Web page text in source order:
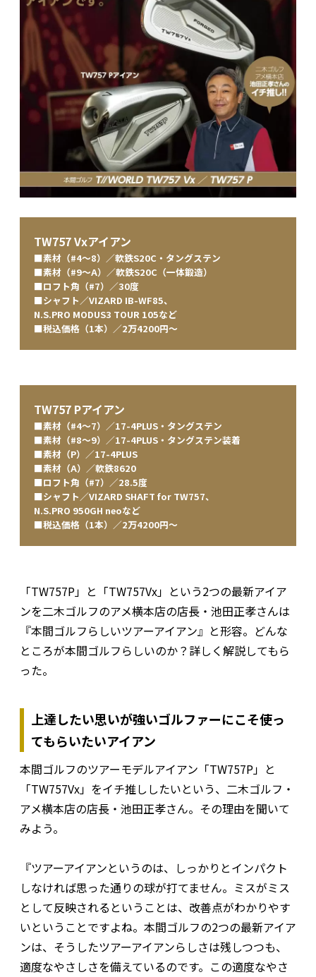
TW757 Vxアイアン
■素材（#4〜8）／軟鉄S20C・タングステン
■素材（#9〜A）／軟鉄S20C（一体鍛造）
■ロフト角（#7）／30度
■シャフト／VIZARD IB-WF85、
N.S.PRO MODUS3 TOUR 105など
■税込価格（1本）／2万4200円〜
TW757 Pアイアン
■素材（#4〜7）／17-4PLUS・タングステン
■素材（#8〜9）／17-4PLUS・タングステン装着
■素材（P）／17-4PLUS
■素材（A）／軟鉄8620
■ロフト角（#7）／28.5度
■シャフト／VIZARD SHAFT for TW757、
N.S.PRO 950GH neoなど
■税込価格（1本）／2万4200円〜
「TW757P」と「TW757Vx」という2つの最新アイア
ンを二木ゴルフのアメ横本店の店長・池田正孝さんは
『本間ゴルフらしいツアーアイアン』と形容。どんな
ところが本間ゴルフらしいのか？詳しく解説してもら
った。
上達したい思いが強いゴルファーにこそ使っ
てもらいたいアイアン
本間ゴルフのツアーモデルアイアン「TW757P」と
「TW757Vx」をイチ推ししたいという、二木ゴルフ・
アメ横本店の店長・池田正孝さん。その理由を聞いて
みよう。
『ツアーアイアンというのは、しっかりとインパクト
しなければ思った通りの球が打てません。ミスがミス
として反映されるということは、改善点がわかりやす
いということですよね。本間ゴルフの2つの最新アイア
ンは、そうしたツアーアイアンらしさは残しつつも、
適度なやさしさを備えているのです。この適度なやさ